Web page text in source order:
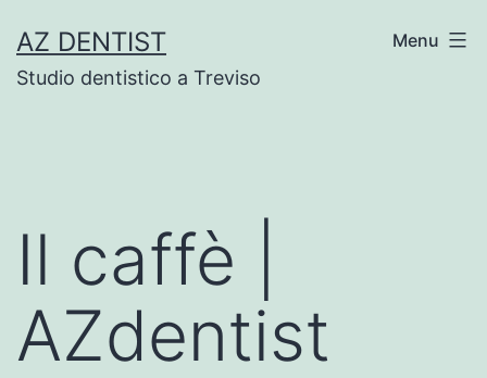
to
content
AZ DENTIST
Studio dentistico a Treviso
Menu
Il caffè |
AZdentist